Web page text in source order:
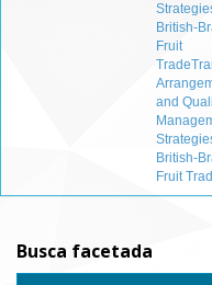
British-
Fruit
and
British-
Fruit
Busca facetada